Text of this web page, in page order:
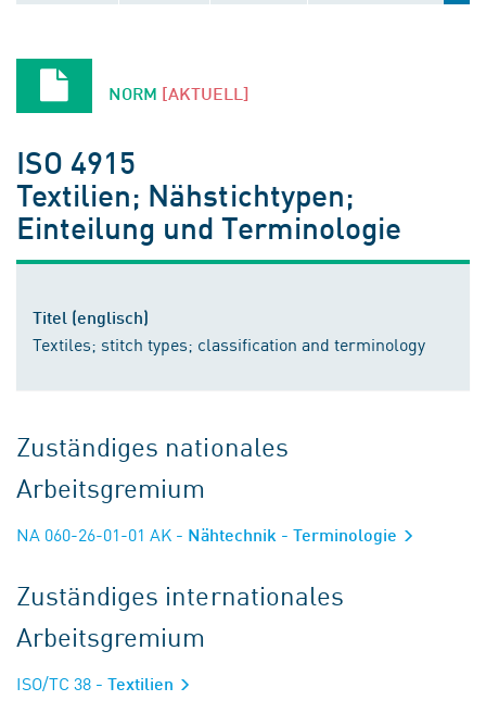
NORM [AKTUELL]
ISO 4915
Textilien; Nähstichtypen;
Einteilung und Terminologie
Titel (englisch)
Textiles; stitch types; classification and terminology
Zuständiges nationales
Arbeitsgremium
NA 060-26-01-01 AK - Nähtechnik - Terminologie
Zuständiges internationales
Arbeitsgremium
ISO/TC 38 - Textilien